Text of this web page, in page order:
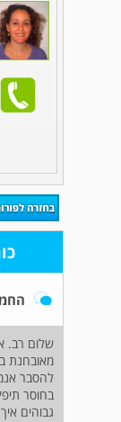
להסבר
בחוסר
גבוהים